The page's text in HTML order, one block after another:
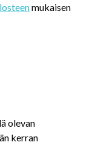
mukaisen
olevan
kerran